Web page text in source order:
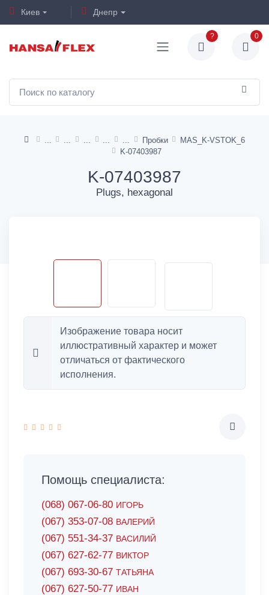
Киев Днепр
? 0
Пробки
MAS_K-VSTOK_6
K-07403987
K-07403987
Plugs, hexagonal
Изображение товара носит
иллюстративный характер и может
отличаться от фактического
исполнения.
Помощь специалиста:
(068) 067-06-80 ИГОРЬ
(067) 353-07-08 ВАЛЕРИЙ
(067) 551-34-37 ВАСИЛИЙ
(067) 627-62-77 ВИКТОР
(067) 693-30-67 ТАТЬЯНА
(067) 627-50-77 ИВАН